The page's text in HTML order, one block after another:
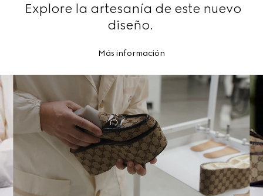
Explore la artesanía de este nuevo
diseño.
Más información